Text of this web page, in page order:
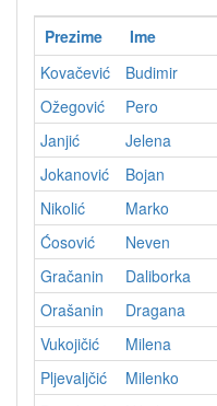
Prezime Ime
Kovačević
Budimir
Ožegović
Pero
Janjić
Jelena
Jokanović
Bojan
Nikolić
Marko
Ćosović
Neven
Gračanin
Daliborka
Orašanin
Dragana
Vukojičić
Milena
Pljevaljčić
Milenko